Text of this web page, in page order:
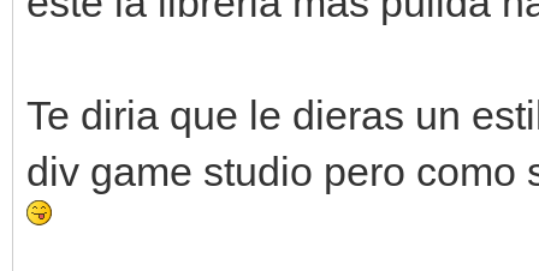
Te diria que le dieras un
div game studio pero como